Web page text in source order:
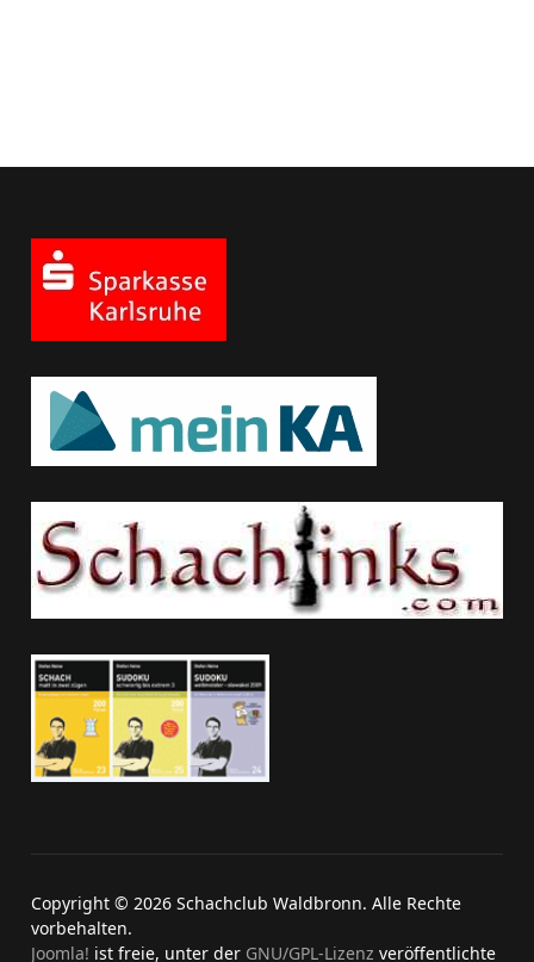
Copyright © 2026 Schachclub Waldbronn. Alle Rechte
vorbehalten.
Joomla! ist freie, unter der GNU/GPL-Lizenz veröffentlichte